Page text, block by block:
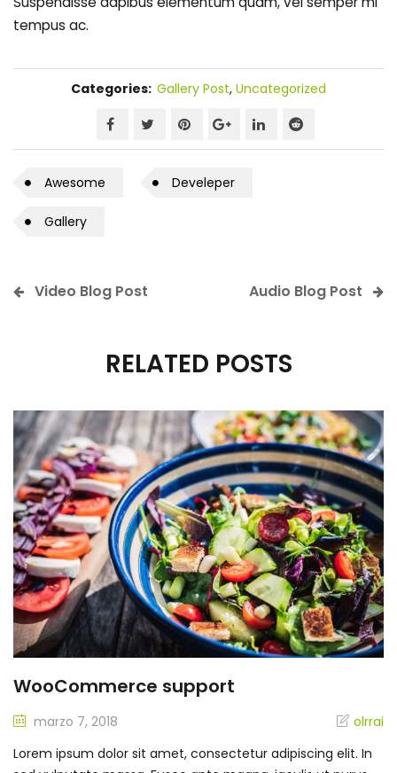
tempus ac.
Categories: Gallery Post, Uncategorized
Awesome Develeper
Gallery
Video Blog Post Audio Blog Post
RELATED POSTS
WooCommerce support
marzo 7, 2018
olrrai
Lorem ipsum dolor sit amet, consectetur adipiscing elit. In